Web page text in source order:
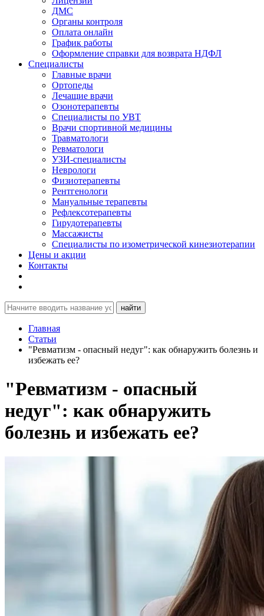
ДМС
Органы контроля
Оплата онлайн
График работы
Оформление справки для возврата НДФЛ
Специалисты
Главные врачи
Ортопеды
Лечащие врачи
Озонотерапевты
Специалисты по УВТ
Врачи спортивной медицины
Травматологи
Ревматологи
УЗИ-специалисты
Неврологи
Физиотерапевты
Рентгенологи
Мануальные терапевты
Рефлексотерапевты
Гирудотерапевты
Массажисты
Специалисты по изометрической кинезиотерапии
Цены и акции
Контакты
найти
Главная
Статьи
"Ревматизм - опасный недуг": как обнаружить болезнь и
избежать ее?
"Ревматизм - опасный
недуг": как обнаружить
болезнь и избежать ее?